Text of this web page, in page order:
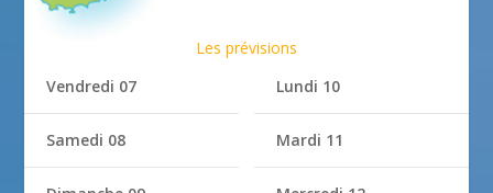
Les prévisions
Vendredi 07
Samedi 08
Lundi 10
Mardi 11